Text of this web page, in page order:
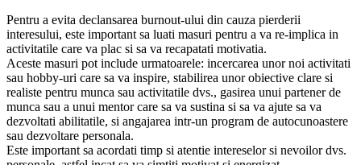
Pentru a evita declansarea burnout-ului din cauza pierderii
interesului, este important sa luati masuri pentru a va re-implica in
activitatile care va plac si sa va recapatati motivatia.
Aceste masuri pot include urmatoarele: incercarea unor noi activitati
sau hobby-uri care sa va inspire, stabilirea unor obiective clare si
realiste pentru munca sau activitatile dvs., gasirea unui partener de
munca sau a unui mentor care sa va sustina si sa va ajute sa va
dezvoltati abilitatile, si angajarea intr-un program de autocunoastere
sau dezvoltare personala.
Este important sa acordati timp si atentie intereselor si nevoilor dvs.